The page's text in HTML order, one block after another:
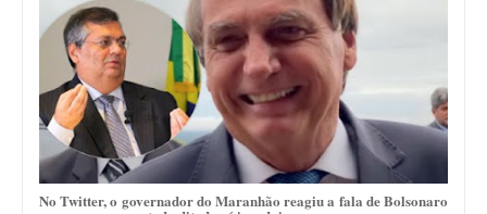
No Twitter, o governador do Maranhão reagiu a fala de Bolsonaro